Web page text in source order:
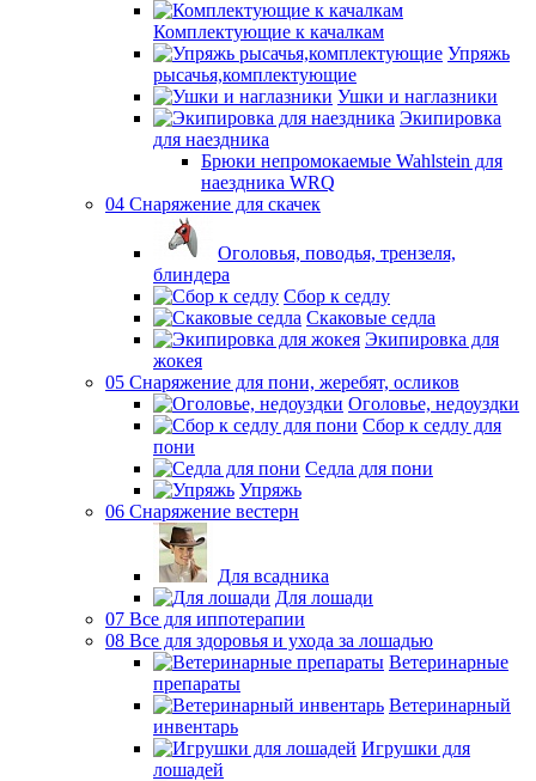
Комплектующие к качалкам
Упряжь
рысачья,комплектующие
Ушки и наглазники
Экипировка
для наездника
Брюки непромокаемые Wahlstein для
наездника WRQ
04 Снаряжение для скачек
Оголовья, поводья, трензеля,
блиндера
Сбор к седлу
Скаковые седла
Экипировка для
жокея
05 Снаряжение для пони, жеребят, осликов
Оголовье, недоуздки
Сбор к седлу для
пони
Седла для пони
Упряжь
06 Снаряжение вестерн
Для всадника
Для лошади
07 Все для иппотерапии
08 Все для здоровья и ухода за лошадью
Ветеринарные
препараты
Ветеринарный
инвентарь
Игрушки для
лошадей